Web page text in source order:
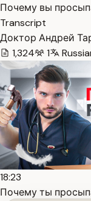
Почему вы
Transcript
Доктор Андрей
1,324
1
18:23
Почему ты